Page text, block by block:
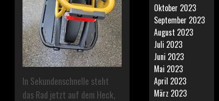
In Sekundenschnelle steht
das Rad jetzt auf dem Heck,
Oktober 2023
September 2023
August 2023
Juli 2023
Juni 2023
Mai 2023
April 2023
März 2023